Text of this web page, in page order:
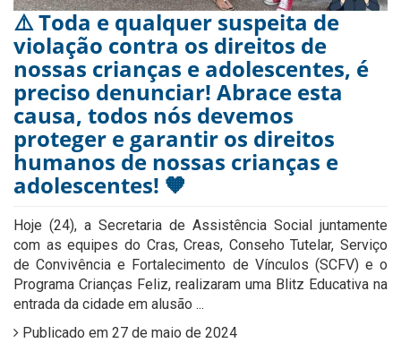
⚠️ Toda e qualquer suspeita de
violação contra os direitos de
nossas crianças e adolescentes, é
preciso denunciar! Abrace esta
causa, todos nós devemos
proteger e garantir os direitos
humanos de nossas crianças e
adolescentes! 🧡
Hoje (24), a Secretaria de Assistência Social juntamente
com as equipes do Cras, Creas, Conseho Tutelar, Serviço
de Convivência e Fortalecimento de Vínculos (SCFV) e o
Programa Crianças Feliz, realizaram uma Blitz Educativa na
entrada da cidade em alusão ...
Publicado em 27 de maio de 2024